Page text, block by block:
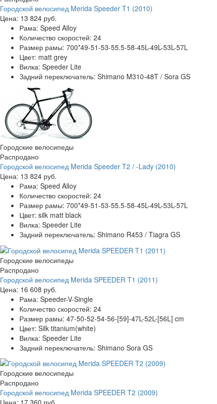
Городской велосипед Merida Speeder T1 (2010)
Цена: 13 824 руб.
Рама: Speed Alloy
Количество скоростей: 24
Размер рамы: 700*49-51-53-55.5-58-45L-49L-53L-57L
Цвет: matt grey
Вилка: Speeder Lite
Задний переключатель: Shimano M310-48T / Sora GS
Городские велосипеды
Распродано
Городской велосипед Merida Speeder T2 / -Lady (2010)
Цена: 13 824 руб.
Рама: Speed Alloy
Количество скоростей: 24
Размер рамы: 700*49-51-53-55.5-58-45L-49L-53L-57L
Цвет: silk matt black
Вилка: Speeder Lite
Задний переключатель: Shimano R453 / Tiagra GS
Городские велосипеды
Распродано
Городской велосипед Merida SPEEDER T1 (2011)
Цена: 16 608 руб.
Рама: Speeder-V-Single
Количество скоростей: 24
Размер рамы: 47-50-52-54-56-[59]-47L-52L-[56L] cm
Цвет: Silk titanium(white)
Вилка: Speeder Lite
Задний переключатель: Shimano Sora GS
Городские велосипеды
Распродано
Городской велосипед Merida SPEEDER T2 (2009)
Цена: 17 360 руб.